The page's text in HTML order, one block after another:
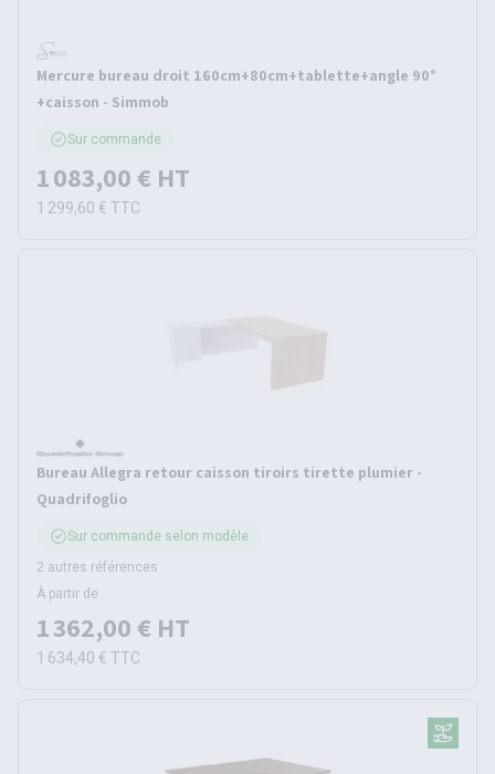
Mercure bureau droit 160cm+80cm+tablette+angle 90°
+caisson - Simmob
Sur commande
1 083,00 € HT
1 299,60 € TTC
Bureau Allegra retour caisson tiroirs tirette plumier -
Quadrifoglio
Sur commande selon modèle
2 autres références
À partir de
1 362,00 € HT
1 634,40 € TTC